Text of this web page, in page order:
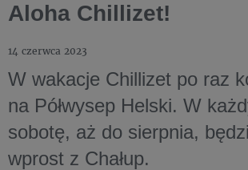
Aloha Chillizet!
14 czerwca 2023
W wakacje Chillizet po raz
na Półwysep Helski. W
sobotę, aż do sierpnia,
wprost z Chałup.